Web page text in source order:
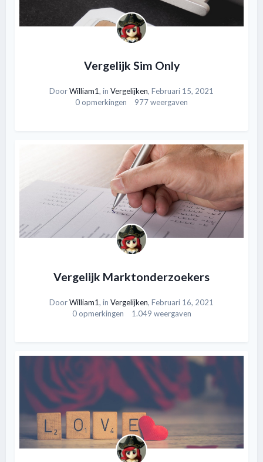
Vergelijk Sim Only
DoorWilliam1, in Vergelijken, Februari 15, 2021
0 opmerkingen
977 weergaven
Vergelijk Marktonderzoekers
DoorWilliam1, in Vergelijken, Februari 16, 2021
0 opmerkingen
1.049 weergaven